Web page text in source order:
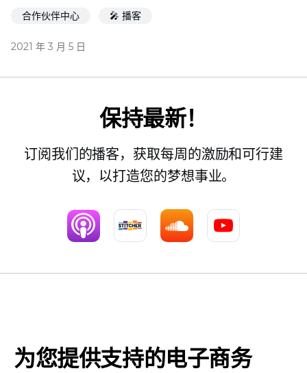
合作伙伴中心 🎤 播客
2021 年 3 月 5 日
保持最新！
订阅我们的播客，获取每周的激励和可行建
议，以打造您的梦想事业。
为您提供支持的电子商务